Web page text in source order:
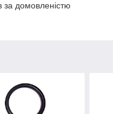
за домовленістю